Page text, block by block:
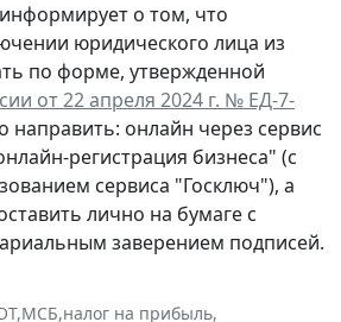
о том, что
юридического лица из
по форме, утвержденной
от 22 апреля 2024 г. № ЕД-7-
направить: онлайн через сервис
регистрация бизнеса" (с
сервиса "Госключ"), а
лично на бумаге с
заверением подписей.
,МСБ,налог на прибыль,